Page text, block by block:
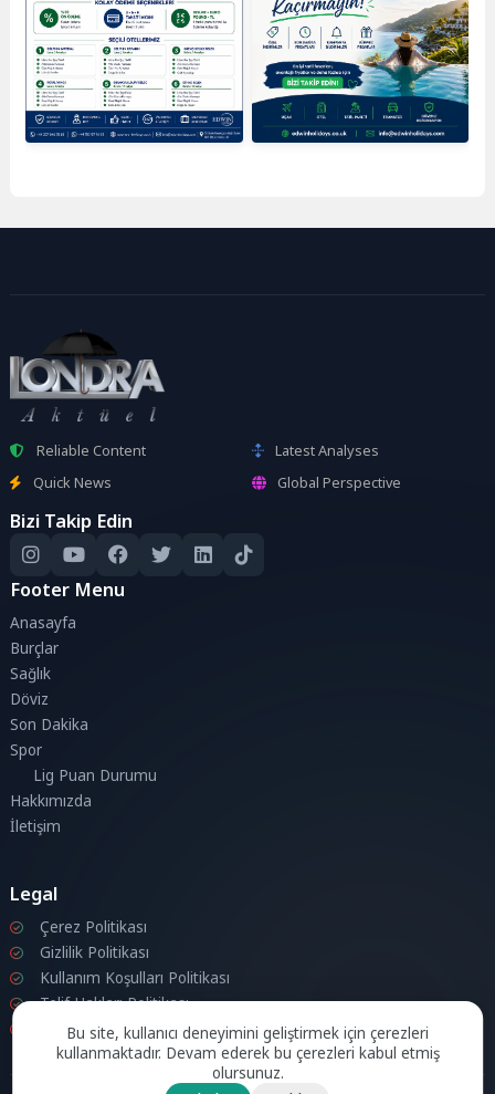
Reliable Content
Latest Analyses
Quick News
Global Perspective
Bizi Takip Edin
Footer Menu
Anasayfa
Burçlar
Sağlık
Döviz
Son Dakika
Spor
Lig Puan Durumu
Hakkımızda
İletişim
Legal
Çerez Politikası
Gizlilik Politikası
Kullanım Koşulları Politikası
Telif Hakları Politikası
İletişim
Bu site, kullanıcı deneyimini geliştirmek için çerezleri
kullanmaktadır. Devam ederek bu çerezleri kabul etmiş
olursunuz.